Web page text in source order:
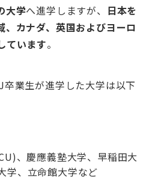
大学へ進学しますが、 日本を
、カナダ、英国およびヨーロ
ています。
業生が進学した大学は以下
、慶應義塾大学、早稲田大
学、立命館大学など